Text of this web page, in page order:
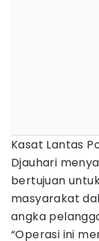
Kasat Lantas
Djauhari
bertujuan
masyarakat
angka
“Operasi ini